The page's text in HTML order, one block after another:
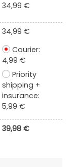
34,99 €
34,99 €
Courier:
4,99 €
Priority
shipping +
insurance:
5,99 €
39,98 €